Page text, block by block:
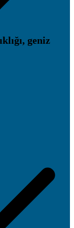
geniz